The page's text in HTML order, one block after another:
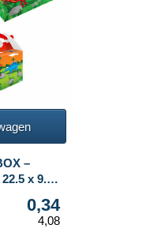
–
x 9.5
0,34
4,08